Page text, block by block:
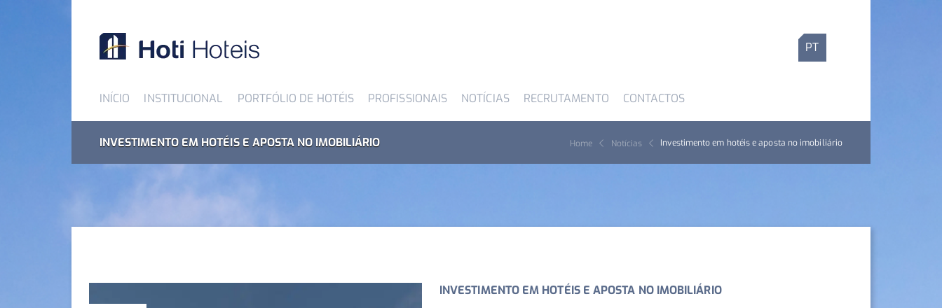
PT
INÍCIO INSTITUCIONAL PORTFÓLIO DE HOTÉIS PROFISSIONAIS NOTÍCIAS RECRUTAMENTO CONTACTOS
INVESTIMENTO EM HOTÉIS E APOSTA NO IMOBILIÁRIO Home Notícias Investimento em hotéis e aposta no imobiliário
INVESTIMENTO EM HOTÉIS E APOSTA NO IMOBILIÁRIO